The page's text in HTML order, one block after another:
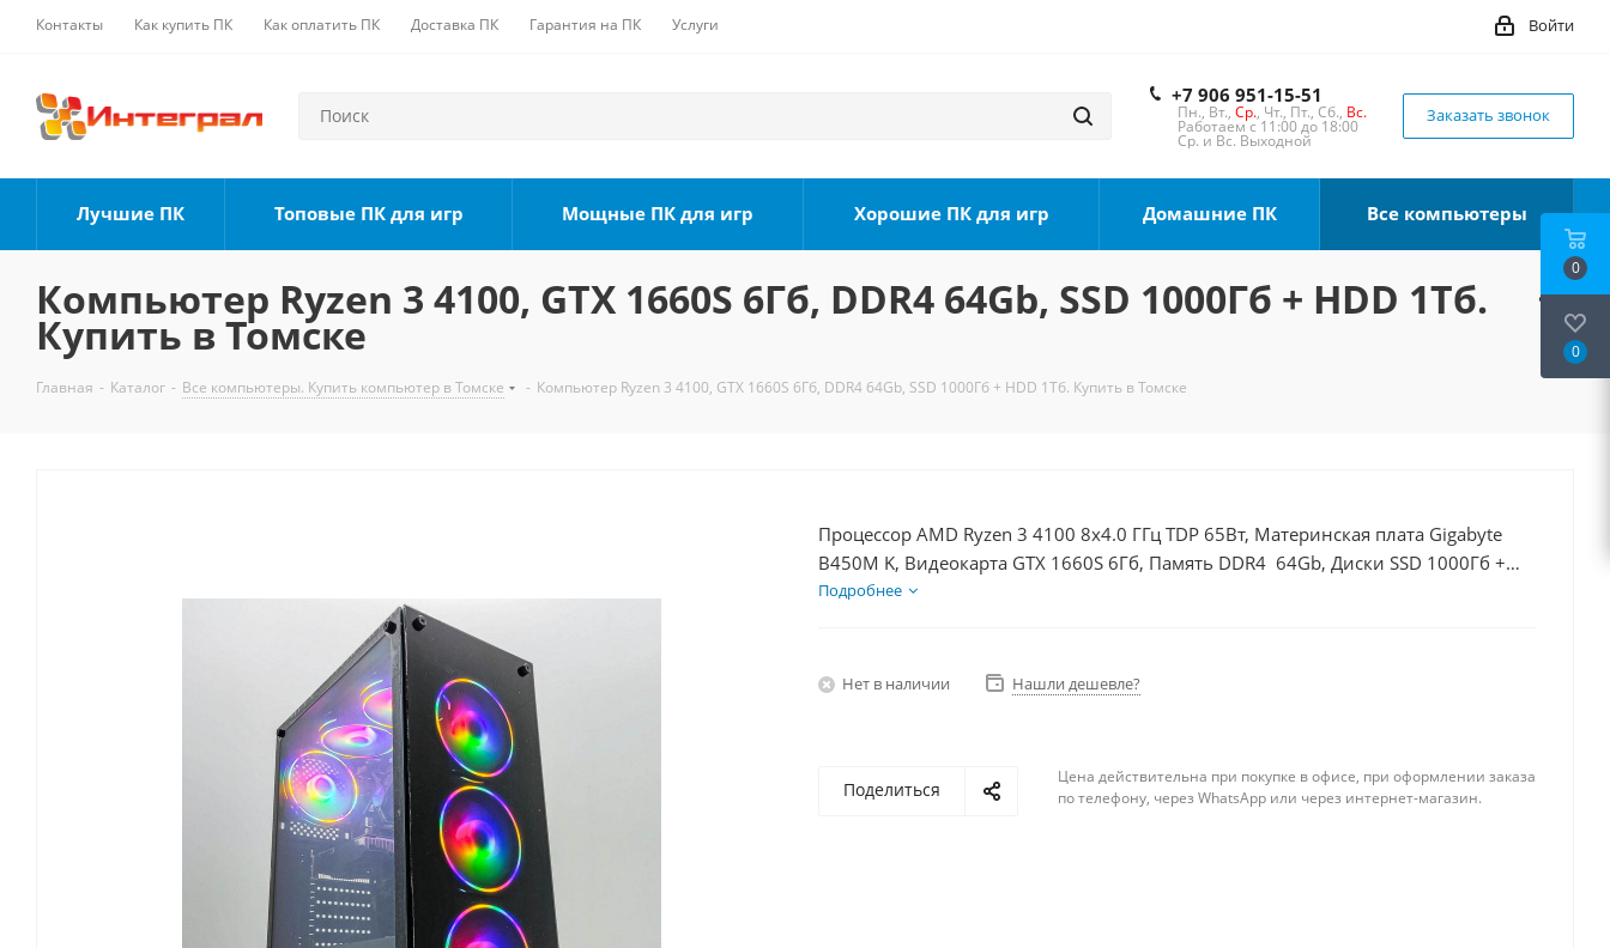
Контакты Как купить ПК Как оплатить ПК Доставка ПК Гарантия на ПК Услуги Войти
+7 906 951-15-51
Пн., Вт., Ср., Чт., Пт., Сб., Вс.
Работаем с 11:00 до 18:00
Ср. и Вс. Выходной
Заказать звонок
Лучшие ПК Топовые ПК для игр Мощные ПК для игр Хорошие ПК для игр Домашние ПК Все компьютеры
Компьютер Ryzen 3 4100, GTX 1660S 6Гб, DDR4 64Gb, SSD 1000Гб + HDD 1Тб.
Купить в Томске
Главная - Каталог - Все компьютеры. Купить компьютер в Томске - Компьютер Ryzen 3 4100, GTX 1660S 6Гб, DDR4 64Gb, SSD 1000Гб + HDD 1Тб. Купить в Томске
Процессор AMD Ryzen 3 4100 8x4.0 ГГц TDP 65Вт, Материнская плата Gigabyte
B450M K, Видеокарта GTX 1660S 6Гб, Память DDR4 64Gb, Диски SSD 1000Гб +
HDD 1Тб, БП 600Вт
Подробнее
Нет в наличии Нашли дешевле?
Поделиться
Цена действительна при покупке в офисе, при оформлении заказа
по телефону, через WhatsApp или через интернет-магазин.
0
0